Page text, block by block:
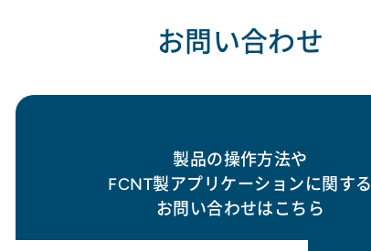
お問い合わせ
製品の操作方法や
FCNT製アプリケーションに関する
お問い合わせはこちら